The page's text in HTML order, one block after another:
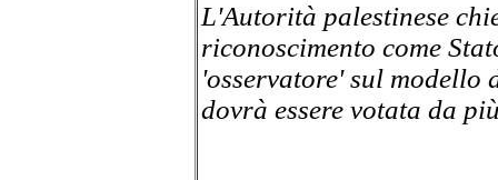
L'Autorità palestinese
riconoscimento come
'osservatore' sul modello
dovrà essere votata da